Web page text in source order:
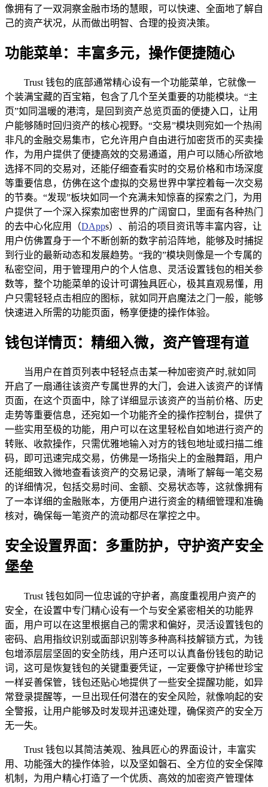
像拥有了一双洞察金融市场的慧眼，可以快速、全面地了解自
己的资产状况，从而做出明智、合理的投资决策。
功能菜单：丰富多元，操作便捷随心
Trust 钱包的底部通常精心设有一个功能菜单，它就像一
个装满宝藏的百宝箱，包含了几个至关重要的功能模块。“主
页”如同温暖的港湾，是回到资产总览页面的便捷入口，让用
户能够随时回归资产的核心视野。“交易”模块则宛如一个热闹
非凡的金融交易集市，它允许用户自由进行加密货币的买卖操
作，为用户提供了便捷高效的交易通道，用户可以随心所欲地
选择不同的交易对，还能仔细查看实时的交易价格和市场深度
等重要信息，仿佛在这个虚拟的交易世界中掌控着每一次交易
的节奏。“发现”板块如同一个充满未知惊喜的探索之门，为用
户提供了一个深入探索加密世界的广阔窗口，里面有各种热门
的去中心化应用（DApps）、前沿的项目资讯等丰富内容，让
用户仿佛置身于一个不断创新的数字前沿阵地，能够及时捕捉
到行业的最新动态和发展趋势。“我的”模块则像是一个专属的
私密空间，用于管理用户的个人信息、灵活设置钱包的相关参
数等，整个功能菜单的设计可谓独具匠心，极其直观易懂，用
户只需轻轻点击相应的图标，就如同开启魔法之门一般，能够
快速进入所需的功能页面，畅享便捷的操作体验。
钱包详情页：精细入微，资产管理有道
当用户在首页列表中轻轻点击某一种加密资产时,就如同
开启了一扇通往该资产专属世界的大门，会进入该资产的详情
页面，在这个页面中，除了详细显示该资产的当前价格、历史
走势等重要信息，还宛如一个功能齐全的操作控制台，提供了
一些实用至极的功能，用户可以在这里轻松自如地进行资产的
转账、收款操作，只需优雅地输入对方的钱包地址或扫描二维
码，即可迅速完成交易，仿佛是一场指尖上的金融舞蹈，用户
还能细致入微地查看该资产的交易记录，清晰了解每一笔交易
的详细情况，包括交易时间、金额、交易状态等，这就像拥有
了一本详细的金融账本，方便用户进行资金的精细管理和准确
核对，确保每一笔资产的流动都尽在掌控之中。
安全设置界面：多重防护，守护资产安全
堡垒
Trust 钱包如同一位忠诚的守护者，高度重视用户资产的
安全，在设置中专门精心设有一个与安全紧密相关的功能界
面，用户可以在这里根据自己的需求和偏好，灵活设置钱包的
密码、启用指纹识别或面部识别等多种高科技解锁方式，为钱
包增添层层坚固的安全防线，用户还可以认真备份钱包的助记
词，这可是恢复钱包的关键重要凭证，一定要像守护稀世珍宝
一样妥善保管，钱包还贴心地提供了一些安全提醒功能，如异
常登录提醒等，一旦出现任何潜在的安全风险，就像响起的安
全警报，让用户能够及时发现并迅速处理，确保资产的安全万
无一失。
Trust 钱包以其简洁美观、独具匠心的界面设计，丰富实
用、功能强大的操作体验，以及坚如磐石、全方位的安全保障
机制，为用户精心打造了一个优质、高效的加密资产管理体